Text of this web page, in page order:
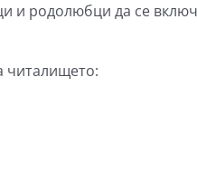
и родолюбци да се
читалището: